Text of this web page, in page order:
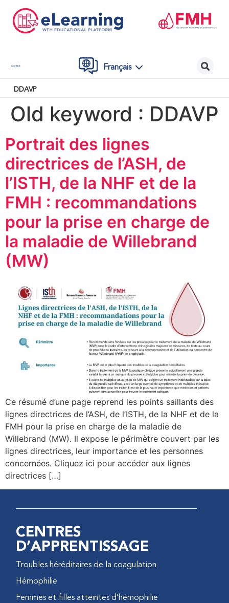
Contact Français
DDAVP
Old keyword : DDAVP
Portrait des lignes
directrices de l’ASH, de
l’ISTH, de la NHF et de la
FMH : recommandations
pour la prise en charge de
la maladie de Willebrand
(MW)
Ce résumé d’une page reprend les points saillants des
lignes directrices de l’ASH, de l’ISTH, de la NHF et de la
FMH pour la prise en charge de la maladie de
Willebrand (MW). Il expose le périmètre couvert par les
lignes directrices, leur importance et les personnes
concernées. Cliquez ici pour accéder aux lignes
directrices […]
CENTRES
D’APPRENTISSAGE
Troubles héréditaires de la coagulation
Hémophilie
Femmes et filles atteintes d’hémophilie